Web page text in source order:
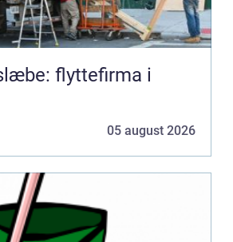
flyttefirma i
05 august 2026